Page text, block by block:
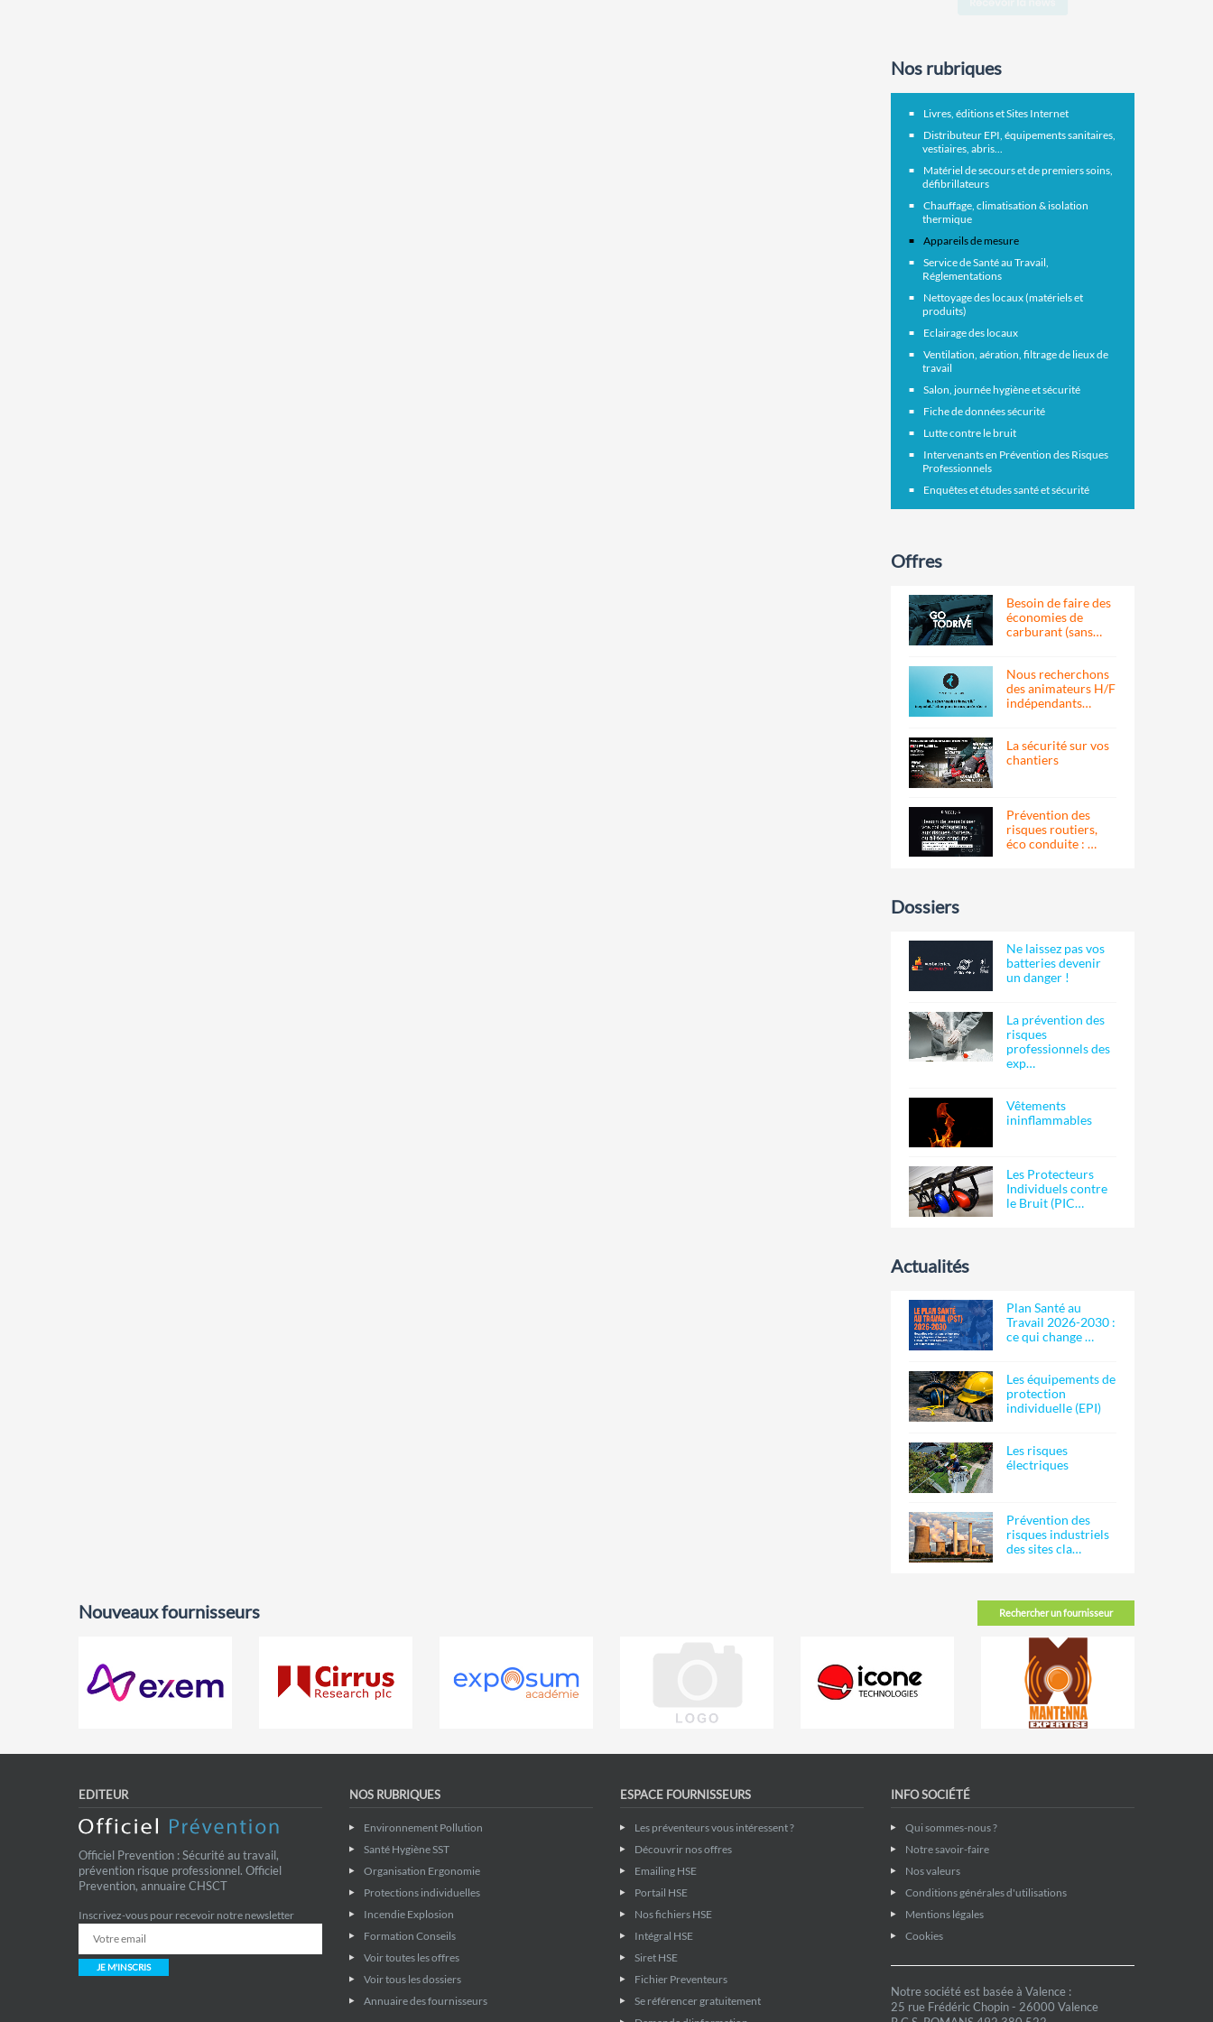
Nos rubriques
Livres, éditions et Sites Internet
Distributeur EPI, équipements sanitaires,
vestiaires, abris...
Matériel de secours et de premiers soins,
défibrillateurs
Chauffage, climatisation & isolation
thermique
Appareils de mesure
Service de Santé au Travail,
Réglementations
Nettoyage des locaux (matériels et
produits)
Eclairage des locaux
Ventilation, aération, filtrage de lieux de
travail
Salon, journée hygiène et sécurité
Fiche de données sécurité
Lutte contre le bruit
Intervenants en Prévention des Risques
Professionnels
Enquêtes et études santé et sécurité
Offres
Besoin de faire des
économies de
carburant (sans…
Nous recherchons
des animateurs H/F
indépendants…
La sécurité sur vos
chantiers
Prévention des
risques routiers,
éco conduite : …
Dossiers
Ne laissez pas vos
batteries devenir
un danger !
La prévention des
risques
professionnels des
exp…
Vêtements
ininflammables
Les Protecteurs
Individuels contre
le Bruit (PIC…
Actualités
Plan Santé au
Travail 2026-2030 :
ce qui change …
Les équipements de
protection
individuelle (EPI)
Les risques
électriques
Prévention des
risques industriels
des sites cla…
Rechercher un fournisseur
Nouveaux fournisseurs
EDITEUR
Officiel Prevention : Sécurité au travail,
prévention risque professionnel. Officiel
Prevention, annuaire CHSCT
Inscrivez-vous pour recevoir notre newsletter
JE M'INSCRIS
NOS RUBRIQUES
Environnement Pollution
Santé Hygiène SST
Organisation Ergonomie
Protections individuelles
Incendie Explosion
Formation Conseils
Voir toutes les offres
Voir tous les dossiers
Annuaire des fournisseurs
ESPACE FOURNISSEURS
Les préventeurs vous intéressent ?
Découvrir nos offres
Emailing HSE
Portail HSE
Nos fichiers HSE
Intégral HSE
Siret HSE
Fichier Preventeurs
Se référencer gratuitement
INFO SOCIÉTÉ
Qui sommes-nous ?
Notre savoir-faire
Nos valeurs
Conditions générales d'utilisations
Mentions légales
Cookies
Notre société est basée à Valence :
25 rue Frédéric Chopin - 26000 Valence